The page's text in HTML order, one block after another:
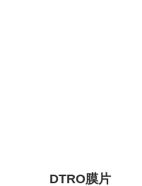
DTRO膜片